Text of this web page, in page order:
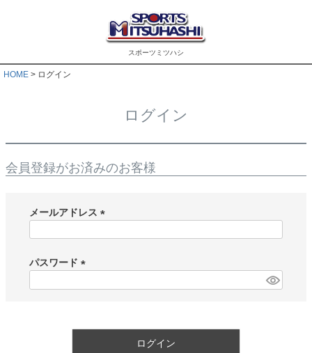
スポーツミツハシ
HOME ログイン
ログイン
会員登録がお済みのお客様
メールアドレス
)
パスワード
ログイン